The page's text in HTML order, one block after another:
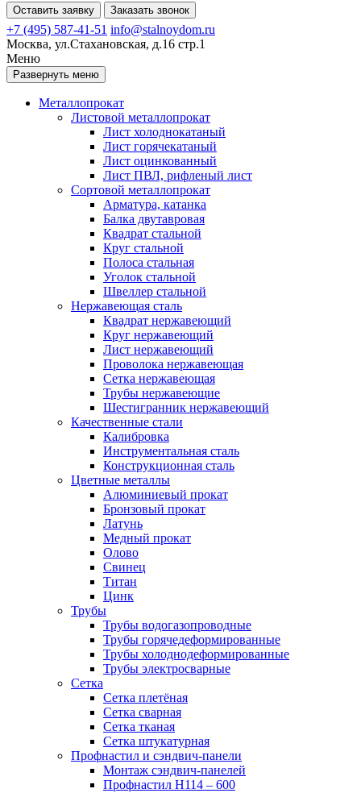
Оставить заявку Заказать звонок
+7 (495) 587-41-51 info@stalnoydom.ru
Москва, ул.Стахановская, д.16 стр.1
Меню
Развернуть меню
Металлопрокат
Листовой металлопрокат
Лист холоднокатаный
Лист горячекатаный
Лист оцинкованный
Лист ПВЛ, рифленый лист
Сортовой металлопрокат
Арматура, катанка
Балка двутавровая
Квадрат стальной
Круг стальной
Полоса стальная
Уголок стальной
Швеллер стальной
Нержавеющая сталь
Квадрат нержавеющий
Круг нержавеющий
Лист нержавеющий
Проволока нержавеющая
Сетка нержавеющая
Трубы нержавеющие
Шестигранник нержавеющий
Качественные стали
Калибровка
Инструментальная сталь
Конструкционная сталь
Цветные металлы
Алюминиевый прокат
Бронзовый прокат
Латунь
Медный прокат
Олово
Свинец
Титан
Цинк
Трубы
Трубы водогазопроводные
Трубы горячедеформированные
Трубы холоднодеформированные
Трубы электросварные
Сетка
Сетка плетёная
Сетка сварная
Сетка тканая
Сетка штукатурная
Профнастил и сэндвич-панели
Монтаж сэндвич-панелей
Профнастил Н114 – 600